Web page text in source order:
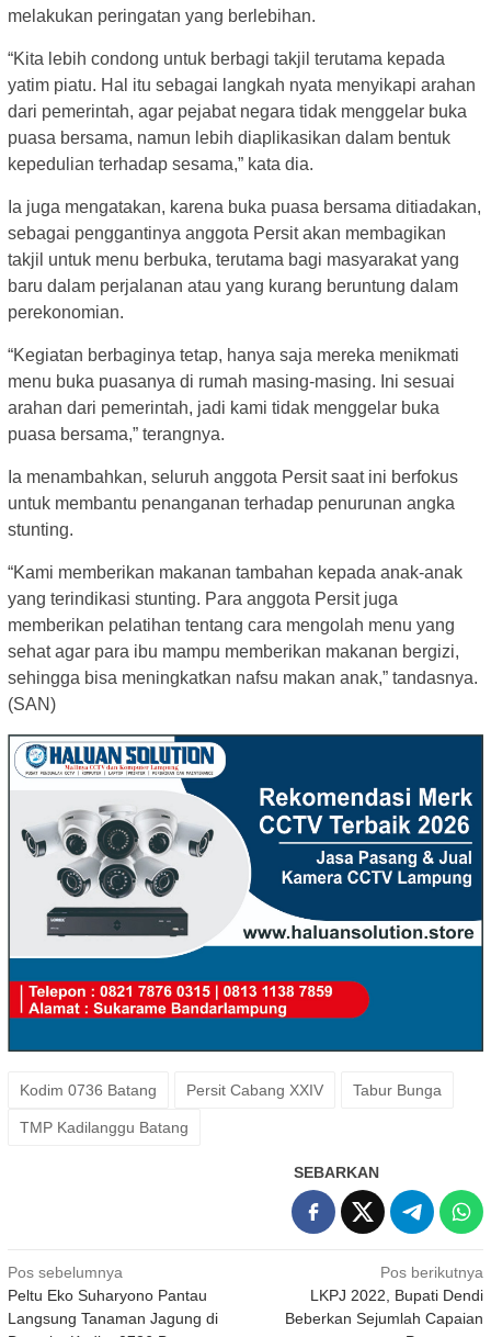
melakukan peringatan yang berlebihan.
“Kita lebih condong untuk berbagi takjil terutama kepada
yatim piatu. Hal itu sebagai langkah nyata menyikapi arahan
dari pemerintah, agar pejabat negara tidak menggelar buka
puasa bersama, namun lebih diaplikasikan dalam bentuk
kepedulian terhadap sesama,” kata dia.
Ia juga mengatakan, karena buka puasa bersama ditiadakan,
sebagai penggantinya anggota Persit akan membagikan
takjil untuk menu berbuka, terutama bagi masyarakat yang
baru dalam perjalanan atau yang kurang beruntung dalam
perekonomian.
“Kegiatan berbaginya tetap, hanya saja mereka menikmati
menu buka puasanya di rumah masing-masing. Ini sesuai
arahan dari pemerintah, jadi kami tidak menggelar buka
puasa bersama,” terangnya.
Ia menambahkan, seluruh anggota Persit saat ini berfokus
untuk membantu penanganan terhadap penurunan angka
stunting.
“Kami memberikan makanan tambahan kepada anak-anak
yang terindikasi stunting. Para anggota Persit juga
memberikan pelatihan tentang cara mengolah menu yang
sehat agar para ibu mampu memberikan makanan bergizi,
sehingga bisa meningkatkan nafsu makan anak,” tandasnya.
(SAN)
Kodim 0736 Batang Persit Cabang XXIV Tabur Bunga
TMP Kadilanggu Batang
SEBARKAN
Navigasi
pos
Pos sebelumnya
Peltu Eko Suharyono Pantau
Langsung Tanaman Jagung di
Pos berikutnya
LKPJ 2022, Bupati Dendi
Beberkan Sejumlah Capaian